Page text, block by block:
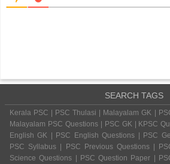
SEARCH TAGS
Kerala PSC | PSC Thulasi | Malayalam GK |
Malayalam PSC Questions | PSC GK | KPSC
English GK | PSC English Questions | PSC
PSC Syllabus | PSC Previous Questions |
Science Questions | PSC Question Paper |